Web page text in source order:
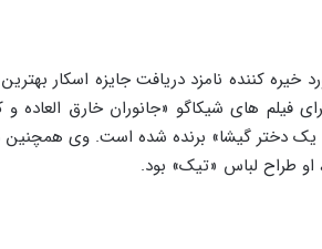
اتوود در ۱۲ مورد خیره کننده نامزد دریافت
فیلم های شیکاگو «جانوران خارق
دختر گیشا» برنده شده است. وی